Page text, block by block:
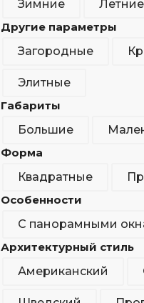
Зимние
Летние
Другие параметры
Загородные
Элитные
Габариты
Большие
Форма
Квадратные
Особенности
С панорамными
Архитектурный стиль
Американский